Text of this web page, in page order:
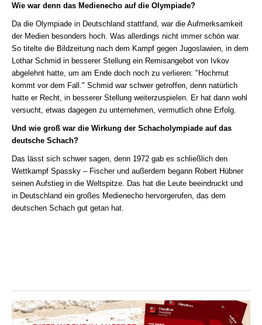
Wie war denn das Medienecho auf die Olympiade?
Da die Olympiade in Deutschland stattfand, war die Aufmerksamkeit
der Medien besonders hoch. Was allerdings nicht immer schön war.
So titelte die Bildzeitung nach dem Kampf gegen Jugoslawien, in dem
Lothar Schmid in besserer Stellung ein Remisangebot von Ivkov
abgelehnt hatte, um am Ende doch noch zu verlieren: "Hochmut
kommt vor dem Fall." Schmid war schwer getroffen, denn natürlich
hatte er Recht, in besserer Stellung weiterzuspielen. Er hat dann wohl
versucht, etwas dagegen zu unternehmen, vermutlich ohne Erfolg.
Und wie groß war die Wirkung der Schacholympiade auf das
deutsche Schach?
Das lässt sich schwer sagen, denn 1972 gab es schließlich den
Wettkampf Spassky – Fischer und außerdem begann Robert Hübner
seinen Aufstieg in die Weltspitze. Das hat die Leute beeindruckt und
in Deutschland ein großes Medienecho hervorgerufen, das dem
deutschen Schach gut getan hat.